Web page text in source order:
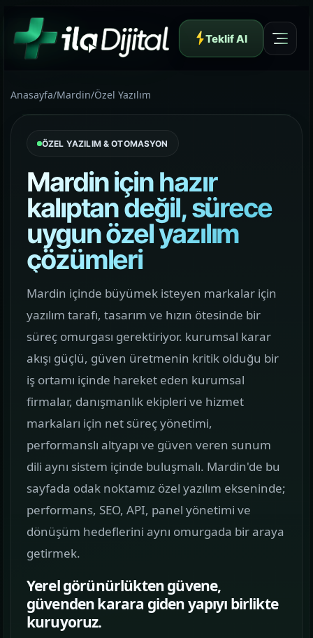
Teklif Al
Müşteri Paneli
01 Hakkımızda
Yapının arkasındaki yaklaşımı ve çalışma dilini
Hizmetler
Web, yazılım, mobil ve pazarlama hizmetlerini
tek yerden görün.
Kurumsal Web Tasarım
E-ticaret Sitesi Tasarımı
SATIŞ VITRINI
SEO & Dijital Pazarlama
ARAMA GÖRÜNÜRLÜĞÜ
Anasayfa/Mardin/Özel Yazılım
ÖZEL YAZILIM & OTOMASYON
Mardin için hazır
kalıptan değil, sürece
uygun özel yazılım
çözümleri
Mardin içinde büyümek isteyen markalar için
yazılım tarafı, tasarım ve hızın ötesinde bir
süreç omurgası gerektiriyor. kurumsal karar
akışı güçlü, güven üretmenin kritik olduğu bir
iş ortamı içinde hareket eden kurumsal
firmalar, danışmanlık ekipleri ve hizmet
markaları için net süreç yönetimi,
performanslı altyapı ve güven veren sunum
dili aynı sistem içinde buluşmalı. Mardin'de bu
sayfada odak noktamız özel yazılım ekseninde;
performans, SEO, API, panel yönetimi ve
dönüşüm hedeflerini aynı omurgada bir araya
getirmek.
Yerel görünürlükten güvene,
güvenden karara giden yapıyı birlikte
kuruyoruz.